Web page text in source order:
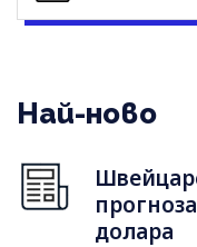
Най-ново
долара